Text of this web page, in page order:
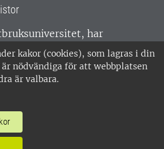
kakor (cookies), som lagras i din
är nödvändiga för att webbplatsen
är valbara.
har
Sverige. Huvudorter är
Umeå.SLU är
ISO 14001. •
nr: 202100-2817 •
Behandling av